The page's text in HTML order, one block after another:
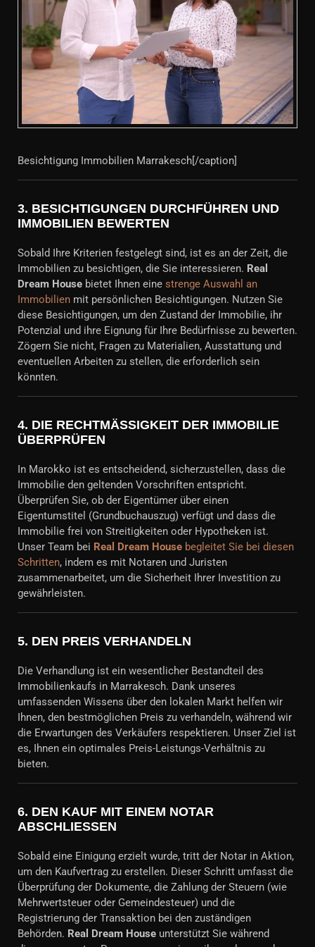
Besichtigung Immobilien Marrakesch[/caption]
3. BESICHTIGUNGEN DURCHFÜHREN UND
IMMOBILIEN BEWERTEN
Sobald Ihre Kriterien festgelegt sind, ist es an der Zeit, die
Immobilien zu besichtigen, die Sie interessieren. Real
Dream House bietet Ihnen eine strenge Auswahl an
Immobilien mit persönlichen Besichtigungen. Nutzen Sie
diese Besichtigungen, um den Zustand der Immobilie, ihr
Potenzial und ihre Eignung für Ihre Bedürfnisse zu bewerten.
Zögern Sie nicht, Fragen zu Materialien, Ausstattung und
eventuellen Arbeiten zu stellen, die erforderlich sein
könnten.
4. DIE RECHTMÄSSIGKEIT DER IMMOBILIE Ü
BERPRÜFEN
In Marokko ist es entscheidend, sicherzustellen, dass die
Immobilie den geltenden Vorschriften entspricht.
Überprüfen Sie, ob der Eigentümer über einen
Eigentumstitel (Grundbuchauszug) verfügt und dass die
Immobilie frei von Streitigkeiten oder Hypotheken ist.
Unser Team bei Real Dream House begleitet Sie bei diesen
Schritten, indem es mit Notaren und Juristen
zusammenarbeitet, um die Sicherheit Ihrer Investition zu
gewährleisten.
5. DEN PREIS VERHANDELN
Die Verhandlung ist ein wesentlicher Bestandteil des
Immobilienkaufs in Marrakesch. Dank unseres
umfassenden Wissens über den lokalen Markt helfen wir
Ihnen, den bestmöglichen Preis zu verhandeln, während wir
die Erwartungen des Verkäufers respektieren. Unser Ziel ist
es, Ihnen ein optimales Preis-Leistungs-Verhältnis zu
bieten.
6. DEN KAUF MIT EINEM NOTAR
ABSCHLIESSEN
Sobald eine Einigung erzielt wurde, tritt der Notar in Aktion,
um den Kaufvertrag zu erstellen. Dieser Schritt umfasst die
Überprüfung der Dokumente, die Zahlung der Steuern (wie
Mehrwertsteuer oder Gemeindesteuer) und die
Registrierung der Transaktion bei den zuständigen
Behörden. Real Dream House unterstützt Sie während